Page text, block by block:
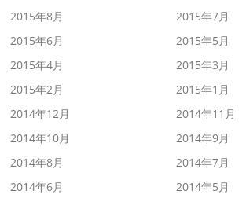
2015年8月
2015年7月
2015年6月
2015年5月
2015年4月
2015年3月
2015年2月
2015年1月
2014年12月
2014年11月
2014年10月
2014年9月
2014年8月
2014年7月
2014年6月
2014年5月